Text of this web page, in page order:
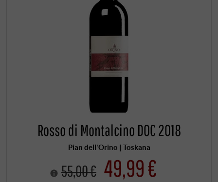
Rosso di Montalcino DOC 2018
Pian dell'Orino | Toskana
55,00 € 49,99 €